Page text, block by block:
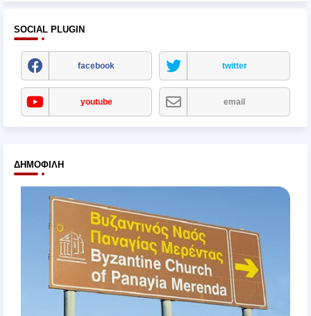
SOCIAL PLUGIN
facebook twitter
youtube email
ΔΗΜΟΦΙΛΉ